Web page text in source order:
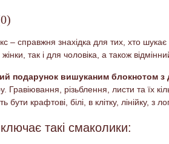
– справжня знахідка для тих, хто
так і для чоловіка, а також
подарунок вишуканим блокнотом з
Гравіювання, різьблення, листи та їх
крафтові, білі, в клітку, лінійку, з
такі смаколики: